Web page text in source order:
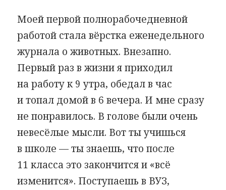
Моей первой полнорабочедневной
работой стала вёрстка еженедельного
журнала о животных. Внезапно.
Первый раз в жизни я приходил
на работу к 9 утра, обедал в час
и топал домой в 6 вечера. И мне сразу
не понравилось. В голове были очень
невесёлые мысли. Вот ты учишься
в школе — ты знаешь, что после
11 класса это закончится и «всё
изменится». Поступаешь в ВУЗ,